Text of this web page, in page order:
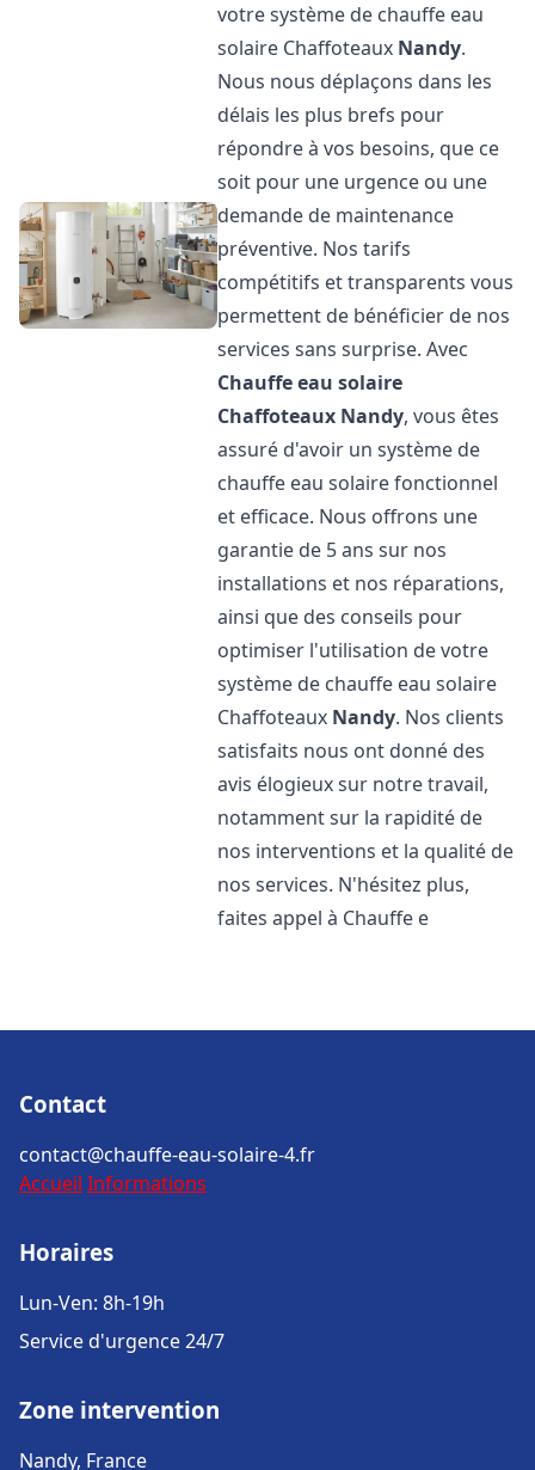
votre système de chauffe eau
solaire Chaffoteaux Nandy.
Nous nous déplaçons dans les
délais les plus brefs pour
répondre à vos besoins, que ce
soit pour une urgence ou une
demande de maintenance
préventive. Nos tarifs
compétitifs et transparents vous
permettent de bénéficier de nos
services sans surprise. Avec
Chauffe eau solaire
Chaffoteaux Nandy, vous êtes
assuré d'avoir un système de
chauffe eau solaire fonctionnel
et efficace. Nous offrons une
garantie de 5 ans sur nos
installations et nos réparations,
ainsi que des conseils pour
optimiser l'utilisation de votre
système de chauffe eau solaire
Chaffoteaux Nandy. Nos clients
satisfaits nous ont donné des
avis élogieux sur notre travail,
notamment sur la rapidité de
nos interventions et la qualité de
nos services. N'hésitez plus,
faites appel à Chauffe e
Contact
contact@chauffe-eau-solaire-4.fr
Accueil Informations
Horaires
Lun-Ven: 8h-19h
Service d'urgence 24/7
Zone intervention
Nandy, France